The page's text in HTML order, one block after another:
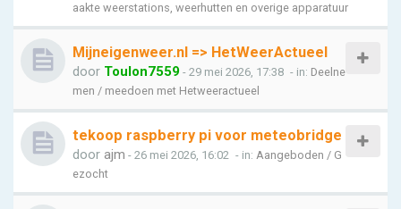
aakte weerstations, weerhutten en overige apparatuur
Mijneigenweer.nl => HetWeerActueel
door Toulon7559 - 29 mei 2026, 17:38 - in: Deelne
men / meedoen met Hetweeractueel
tekoop raspberry pi voor meteobridge
door ajm - 26 mei 2026, 16:02 - in: Aangeboden / G
ezocht